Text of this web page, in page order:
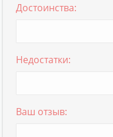
Достоинства:
Недостатки:
Ваш отзыв: